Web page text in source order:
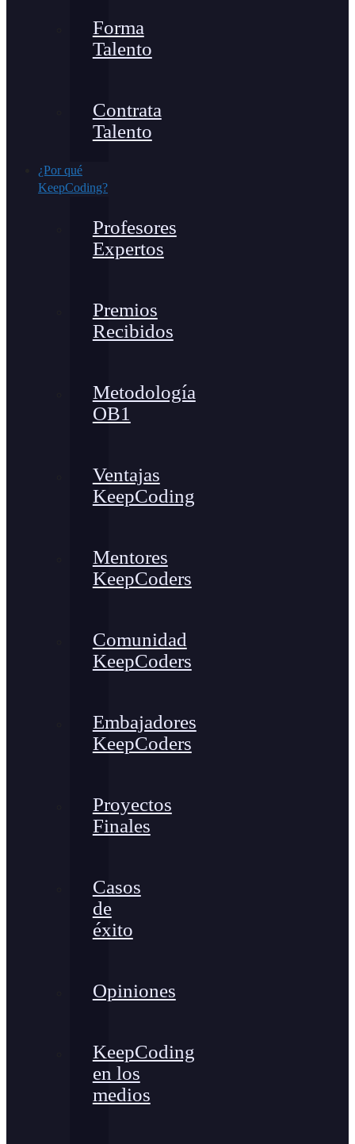
Forma
Talento
Contrata
Talento
¿Por qué
KeepCoding?
Profesores
Expertos
Premios
Recibidos
Metodología
OB1
Ventajas
KeepCoding
Mentores
KeepCoders
Comunidad
KeepCoders
Embajadores
KeepCoders
Proyectos
Finales
Casos
de
éxito
Opiniones
KeepCoding
en los
medios